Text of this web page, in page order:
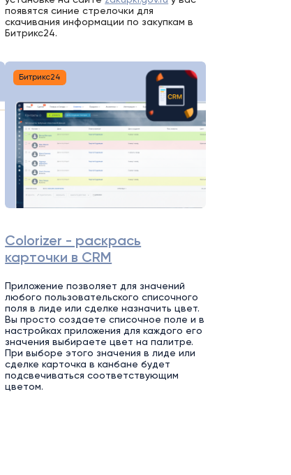
появятся синие стрелочки для
скачивания информации по закупкам в
Битрикс24.
Битрикс24
Colorizer - раскрась
карточки в CRM
Приложение позволяет для значений
любого пользовательского списочного
поля в лиде или сделке назначить цвет.
Вы просто создаете списочное поле и в
настройках приложения для каждого его
значения выбираете цвет на палитре.
При выборе этого значения в лиде или
сделке карточка в канбане будет
подсвечиваться соответствующим
цветом.